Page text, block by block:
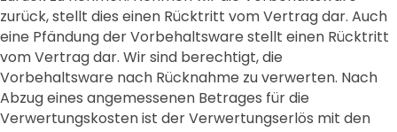
zurück, stellt dies einen Rücktritt vom Vertrag dar. Auch
eine Pfändung der Vorbehaltsware stellt einen Rücktritt
vom Vertrag dar. Wir sind berechtigt, die
Vorbehaltsware nach Rücknahme zu verwerten. Nach
Abzug eines angemessenen Betrages für die
Verwertungskosten ist der Verwertungserlös mit den